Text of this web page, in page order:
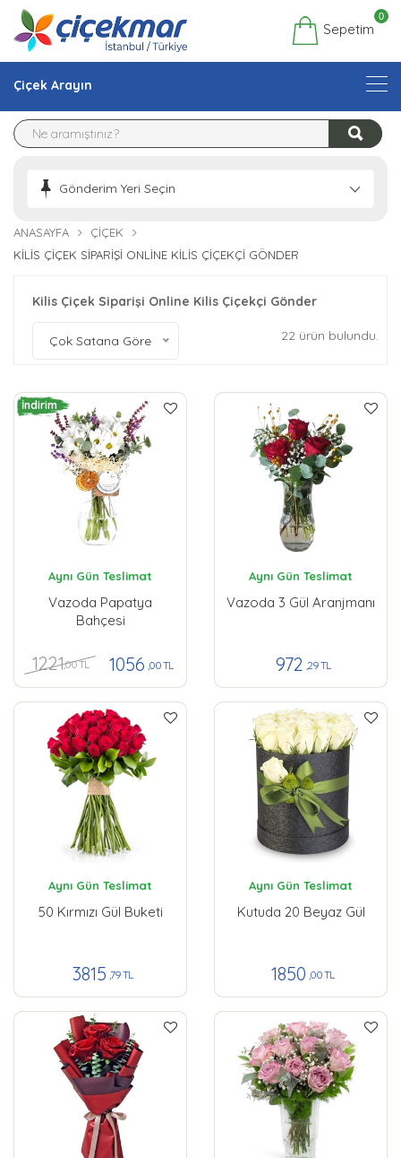
Sepetim
0
Çiçek Arayın
Gönderim Yeri Seçin
ANASAYFA
ÇIÇEK
KILIS ÇIÇEK SIPARIŞI ONLINE KILIS ÇIÇEKÇI GÖNDER
Kilis Çiçek Siparişi Online Kilis Çiçekçi Gönder
Çok Satana Göre 22 ürün bulundu.
İndirim
Aynı Gün Teslimat
Vazoda Papatya
Bahçesi
1221,00 TL 1056 ,00 TL
Aynı Gün Teslimat
Vazoda 3 Gül Aranjmanı
972 ,29 TL
Aynı Gün Teslimat
50 Kırmızı Gül Buketi
3815 ,79 TL
Aynı Gün Teslimat
Kutuda 20 Beyaz Gül
1850 ,00 TL